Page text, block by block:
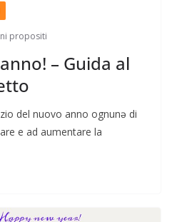
propositi
– Guida al
del nuovo anno ognunə di
e ad aumentare la